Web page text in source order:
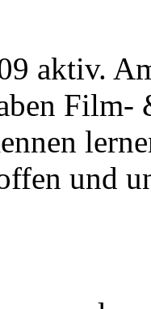
aktiv.
Film-
und